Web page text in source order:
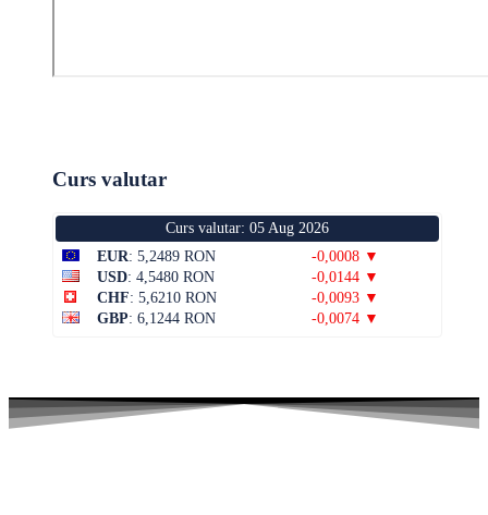
Curs valutar
Curs valutar: 05 Aug 2026
EUR: 5,2489 RON
-0,0008 ▼
USD: 4,5480 RON
-0,0144 ▼
CHF: 5,6210 RON
-0,0093 ▼
GBP: 6,1244 RON -0,0074 ▼